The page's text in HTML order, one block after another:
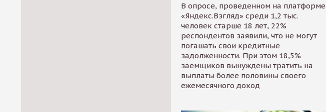
В опросе, проведенном на платформе
«Яндекс.Взгляд» среди 1,2 тыс.
человек старше 18 лет, 22%
респондентов заявили, что не могут
погашать свои кредитные
задолженности. При этом 18,5%
заемщиков вынуждены тратить на
выплаты более половины своего
ежемесячного доход